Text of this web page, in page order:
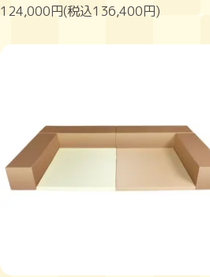
124,000円(税込136,400円)